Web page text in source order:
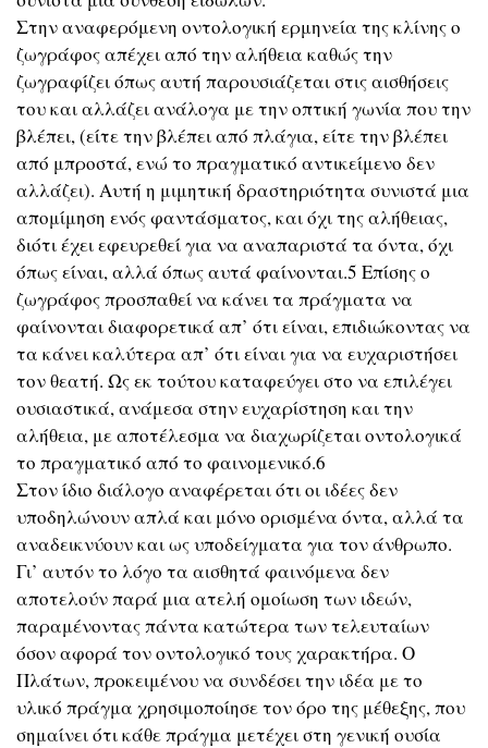
Στην αναφερόμενη οντολογική ερμηνεία της κλίνης ο
ζωγράφος απέχει από την αλήθεια καθώς την
ζωγραφίζει όπως αυτή παρουσιάζεται στις αισθήσεις
του και αλλάζει ανάλογα με την οπτική γωνία που την
βλέπει, (είτε την βλέπει από πλάγια, είτε την βλέπει
από μπροστά, ενώ το πραγματικό αντικείμενο δεν
αλλάζει). Αυτή η μιμητική δραστηριότητα συνιστά μια
απομίμηση ενός φαντάσματος, και όχι της αλήθειας,
διότι έχει εφευρεθεί για να αναπαριστά τα όντα, όχι
όπως είναι, αλλά όπως αυτά φαίνονται.5 Επίσης ο
ζωγράφος προσπαθεί να κάνει τα πράγματα να
φαίνονται διαφορετικά απ’ ότι είναι, επιδιώκοντας να
τα κάνει καλύτερα απ’ ότι είναι για να ευχαριστήσει
τον θεατή. Ως εκ τούτου καταφεύγει στο να επιλέγει
ουσιαστικά, ανάμεσα στην ευχαρίστηση και την
αλήθεια, με αποτέλεσμα να διαχωρίζεται οντολογικά
το πραγματικό από το φαινομενικό.6
Στον ίδιο διάλογο αναφέρεται ότι οι ιδέες δεν
υποδηλώνουν απλά και μόνο ορισμένα όντα, αλλά τα
αναδεικνύουν και ως υποδείγματα για τον άνθρωπο.
Γι’ αυτόν το λόγο τα αισθητά φαινόμενα δεν
αποτελούν παρά μια ατελή ομοίωση των ιδεών,
παραμένοντας πάντα κατώτερα των τελευταίων
όσον αφορά τον οντολογικό τους χαρακτήρα. Ο
Πλάτων, προκειμένου να συνδέσει την ιδέα με το
υλικό πράγμα χρησιμοποίησε τον όρο της μέθεξης, που
σημαίνει ότι κάθε πράγμα μετέχει στη γενική ουσία